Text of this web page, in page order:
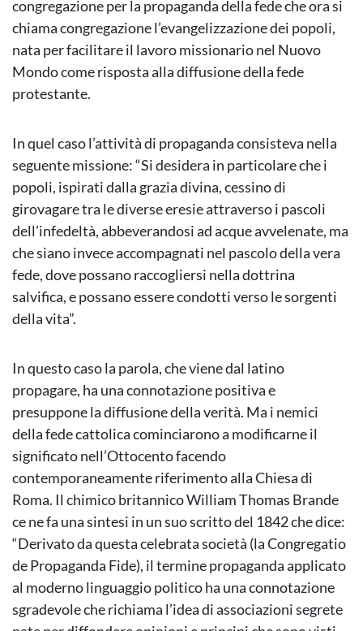
congregazione per la propaganda della fede che ora si
chiama congregazione l’evangelizzazione dei popoli,
nata per facilitare il lavoro missionario nel Nuovo
Mondo come risposta alla diffusione della fede
protestante.
In quel caso l’attività di propaganda consisteva nella
seguente missione: “Si desidera in particolare che i
popoli, ispirati dalla grazia divina, cessino di
girovagare tra le diverse eresie attraverso i pascoli
dell’infedeltà, abbeverandosi ad acque avvelenate, ma
che siano invece accompagnati nel pascolo della vera
fede, dove possano raccogliersi nella dottrina
salvifica, e possano essere condotti verso le sorgenti
della vita”.
In questo caso la parola, che viene dal latino
propagare, ha una connotazione positiva e
presuppone la diffusione della verità. Ma i nemici
della fede cattolica cominciarono a modificarne il
significato nell’Ottocento facendo
contemporaneamente riferimento alla Chiesa di
Roma. Il chimico britannico William Thomas Brande
ce ne fa una sintesi in un suo scritto del 1842 che dice:
“Derivato da questa celebrata società (la Congregatio
de Propaganda Fide), il termine propaganda applicato
al moderno linguaggio politico ha una connotazione
sgradevole che richiama l’idea di associazioni segrete